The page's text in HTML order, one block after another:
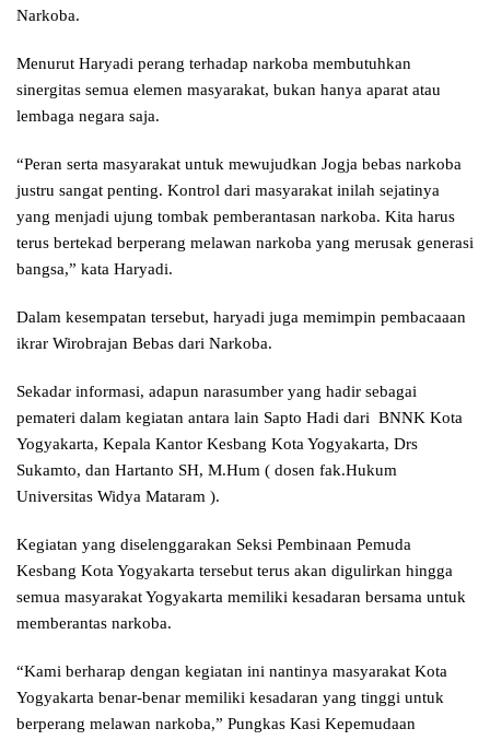
Narkoba.
Menurut Haryadi perang terhadap narkoba membutuhkan
sinergitas semua elemen masyarakat, bukan hanya aparat atau
lembaga negara saja.
“Peran serta masyarakat untuk mewujudkan Jogja bebas narkoba
justru sangat penting. Kontrol dari masyarakat inilah sejatinya
yang menjadi ujung tombak pemberantasan narkoba. Kita harus
terus bertekad berperang melawan narkoba yang merusak generasi
bangsa,” kata Haryadi.
Dalam kesempatan tersebut, haryadi juga memimpin pembacaaan
ikrar Wirobrajan Bebas dari Narkoba.
Sekadar informasi, adapun narasumber yang hadir sebagai
pemateri dalam kegiatan antara lain Sapto Hadi dari BNNK Kota
Yogyakarta, Kepala Kantor Kesbang Kota Yogyakarta, Drs
Sukamto, dan Hartanto SH, M.Hum ( dosen fak.Hukum
Universitas Widya Mataram ).
Kegiatan yang diselenggarakan Seksi Pembinaan Pemuda
Kesbang Kota Yogyakarta tersebut terus akan digulirkan hingga
semua masyarakat Yogyakarta memiliki kesadaran bersama untuk
memberantas narkoba.
“Kami berharap dengan kegiatan ini nantinya masyarakat Kota
Yogyakarta benar-benar memiliki kesadaran yang tinggi untuk
berperang melawan narkoba,” Pungkas Kasi Kepemudaan